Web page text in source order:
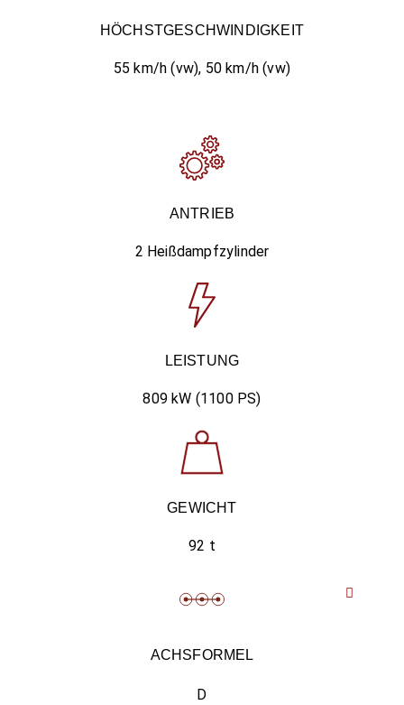
HÖCHSTGESCHWINDIGKEIT
55 km/h (vw), 50 km/h (vw)
ANTRIEB
2 Heißdampfzylinder
LEISTUNG
809 kW (1100 PS)
GEWICHT
92 t
ACHSFORMEL
D